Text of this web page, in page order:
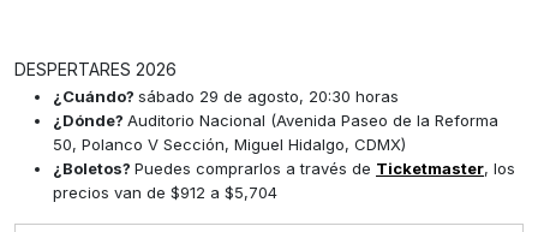
DESPERTARES 2026
¿Cuándo? sábado 29 de agosto, 20:30 horas
¿Dónde? Auditorio Nacional (Avenida Paseo de la Reforma
50, Polanco V Sección, Miguel Hidalgo, CDMX)
¿Boletos? Puedes comprarlos a través de Ticketmaster, los
precios van de $912 a $5,704